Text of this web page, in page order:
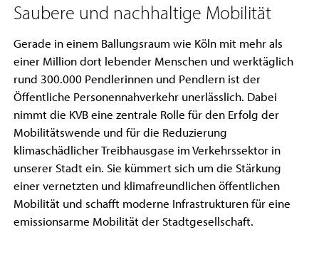
Saubere und nachhaltige Mobilität
Gerade in einem Ballungsraum wie Köln mit mehr als
einer Million dort lebender Menschen und werktäglich
rund 300.000 Pendlerinnen und Pendlern ist der
Öffentliche Personennahverkehr unerlässlich. Dabei
nimmt die KVB eine zentrale Rolle für den Erfolg der
Mobilitätswende und für die Reduzierung
klimaschädlicher Treibhausgase im Verkehrssektor in
unserer Stadt ein. Sie kümmert sich um die Stärkung
einer vernetzten und klimafreundlichen öffentlichen
Mobilität und schafft moderne Infrastrukturen für eine
emissionsarme Mobilität der Stadtgesellschaft.